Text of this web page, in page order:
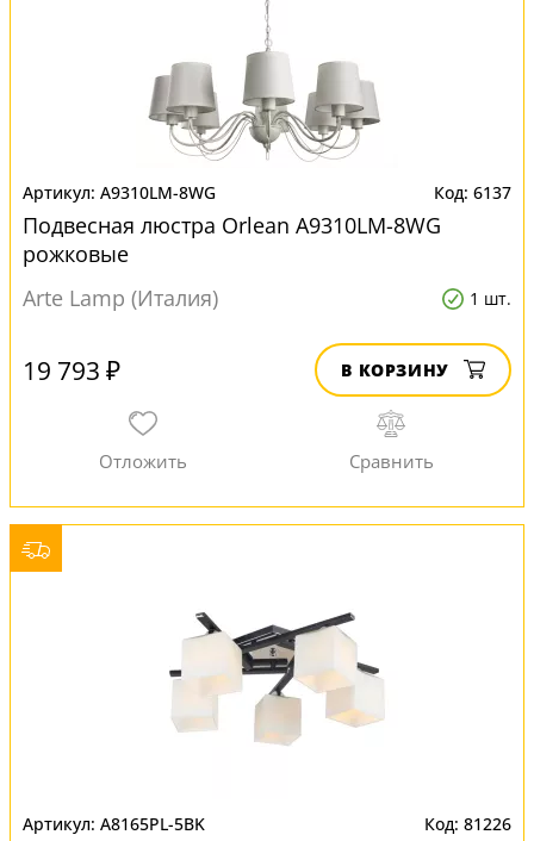
A9310LM-8WG 6137
Подвесная люстра Orlean A9310LM-8WG
рожковые
Arte Lamp (Италия)
1 шт.
19 793 ₽ В КОРЗИНУ
A8165PL-5BK 81226